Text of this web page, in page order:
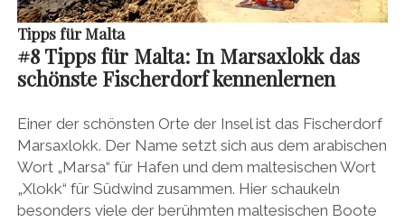
Tipps für Malta
#8 Tipps für Malta: In Marsaxlokk das
schönste Fischerdorf kennenlernen
Einer der schönsten Orte der Insel ist das Fischerdorf
Marsaxlokk. Der Name setzt sich aus dem arabischen
Wort „Marsa“ für Hafen und dem maltesischen Wort
„Xlokk“ für Südwind zusammen. Hier schaukeln
besonders viele der berühmten maltesischen Boote